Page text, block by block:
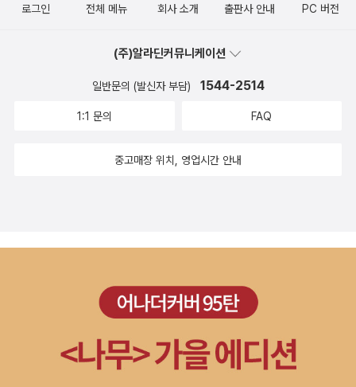
도들. 나를 중심에 두고 혹은 내가아는 가시적인 범위 내에 한정시킨
와의 관계 등 영향력을 다루고 있다. 진보세속주의(통틀어 이렇게 본
다)의본질에 대해 다르고, 그 영향력은 과거의 영향력과 비교하지만
그 결과 우리는 위험한 상태에 있다는 것을 보여준다. 비관적으로 결
한 인본주의와 신본주의와의 헤게모니 쟁탈전이 되겠고 동감한다. 이
로그인 전체 메뉴 회사 소개 출판사 안내 PC 버전
(주)알라딘커뮤니케이션
일반문의 (발신자 부담) 1544-2514
1:1 문의 FAQ
중고매장 위치, 영업시간 안내